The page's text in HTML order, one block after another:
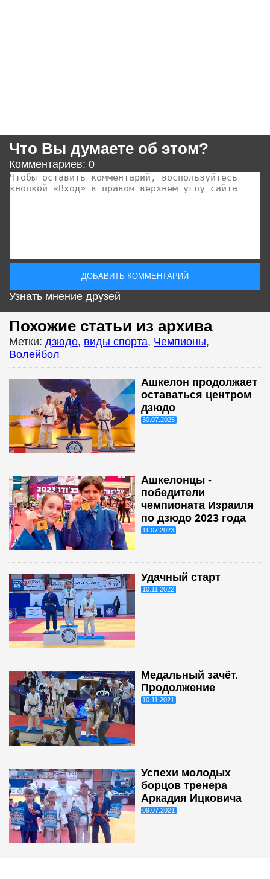
Что Вы думаете об этом?
Комментариев: 0
Узнать мнение друзей
Похожие статьи из архива
Метки: дзюдо, виды спорта, Чемпионы,
Волейбол
Ашкелон продолжает
оставаться центром
дзюдо
30.07.2025
Ашкелонцы -
победители
чемпионата Израиля
по дзюдо 2023 года
11.07.2023
Удачный старт
10.11.2022
Медальный зачёт.
Продолжение
10.11.2021
Успехи молодых
борцов тренера
Аркадия Ицковича
09.07.2021